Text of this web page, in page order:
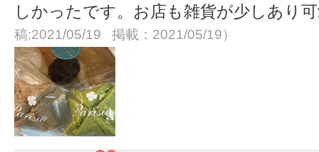
しかったです。お店も雑貨が少しあり
稿:2021/05/19 掲載：2021/05/19）